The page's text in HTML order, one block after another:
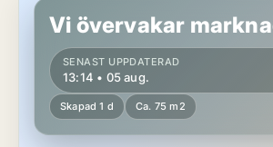
Vi övervakar
SENAST UPPDATERAD
13:14 • 05 aug.
Skapad 1 d Ca. 75 m2